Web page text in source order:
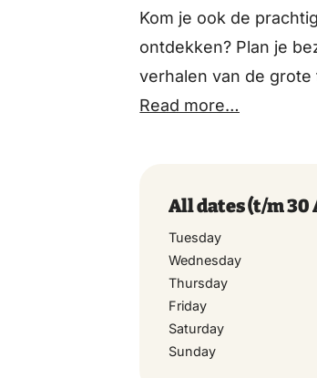
Kom je ook de
ontdekken? Plan je
verhalen van de grote
Read more…
All dates(t/m 30
Tuesday
Wednesday
Thursday
Friday
Saturday
Sunday